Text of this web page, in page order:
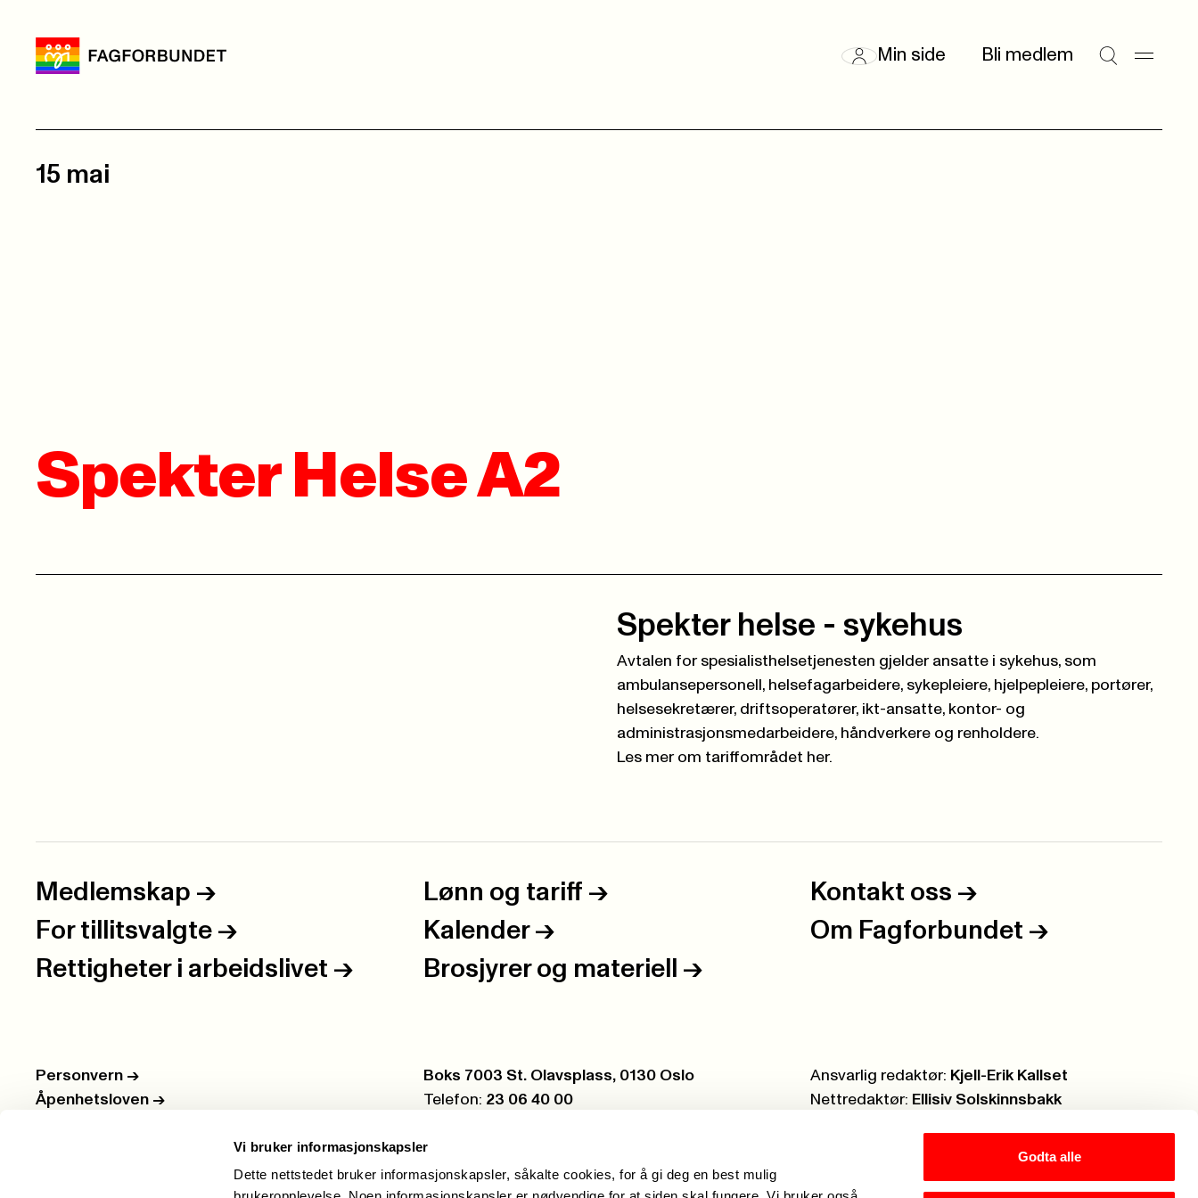
Vi bruker informasjonskapsler
Dette nettstedet bruker informasjonskapsler, såkalte cookies, for å gi deg en best mulig
Godta alle
Min side Bli medlem
15 mai
Spekter Helse A2
Spekter helse - sykehus
Avtalen for spesialisthelsetjenesten gjelder ansatte i sykehus, som
ambulansepersonell, helsefagarbeidere, sykepleiere, hjelpepleiere, portører,
helsesekretærer, driftsoperatører, ikt-ansatte, kontor- og
administrasjonsmedarbeidere, håndverkere og renholdere.
Les mer om tariffområdet her.
Medlemskap -> Lønn og tariff -> Kontakt oss ->
For tillitsvalgte -> Kalender -> Om Fagforbundet ->
Rettigheter i arbeidslivet -> Brosjyrer og materiell ->
Personvern ->
Åpenhetsloven ->
Postboks:
Boks 7003 St. Olavsplass, 0130 Oslo
Telefon: 23 06 40 00
Ansvarlig redaktør: Kjell-Erik Kallset
Nettredaktør: Ellisiv Solskinnsbakk